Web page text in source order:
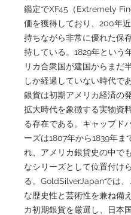
鑑定でXF45（Extremely
価を獲得しており、200年
持ちながら非常に優れた保
持している。1829年という
リカ合衆国が建国からまだ
しか経過していない時代で
銀貨は初期アメリカ経済の
拡大時代を象徴する実物資
る存在である。キャップド
ーズは1807年から1839年ま
れ、アメリカ銀貨史の中で
なシリーズとして位置付け
る。GoldSilverJapanでは、
な歴史性と芸術性を兼ね備
カ初期銀貨を厳選し、日本